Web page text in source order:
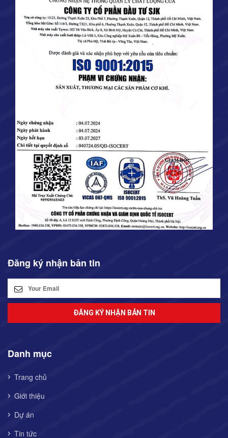
Đăng ký nhận bản tin
ĐĂNG KÝ NHẬN BẢN TIN
Danh mục
Trang chủ
Giới thiệu
Dự án
Tin tức